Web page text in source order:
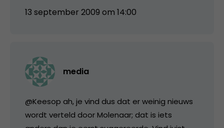
13 september 2009 om 14:00
media
@Keesop ah, je vind dus dat er weinig nieuws
wordt verteld door Molenaar; dat is iets